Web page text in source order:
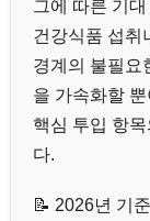
그에 따른 기
건강식품 섭취
경계의 불필요
을 가속화할
핵심 투입 항
다.
📝 2026년 기